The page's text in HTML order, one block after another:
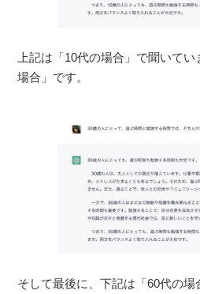
上記は「10代の場合」で聞いて
場合」です。
そして最後に、下記は「60代の場